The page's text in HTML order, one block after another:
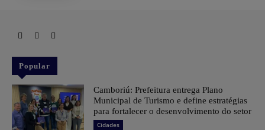
Popular
Camboriú: Prefeitura entrega Plano
Municipal de Turismo e define estratégias
para fortalecer o desenvolvimento do setor
Cidades